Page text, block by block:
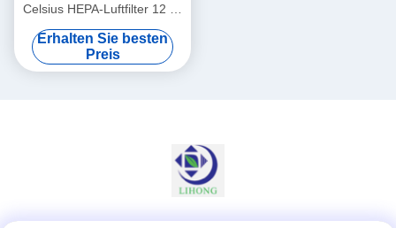
Celsius HEPA-Luftfilter 12 kg
Gewicht Anfangsdruck unter
120 Pa Perfekt für HVAC-
Systeme Luftverbesserung
Erhalten Sie besten
Preis